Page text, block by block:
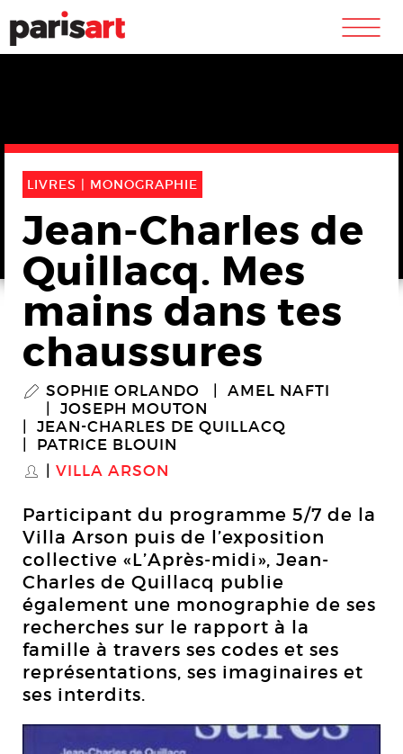
m
LIVRES | MONOGRAPHIE
Jean-Charles de
Quillacq. Mes
mains dans tes
chaussures
P SOPHIE ORLANDO
AMEL NAFTI
JOSEPH MOUTON
JEAN-CHARLES DE QUILLACQ
PATRICE BLOUIN
S VILLA ARSON
Participant du programme 5/7 de la
Villa Arson puis de l’exposition
collective «L’Après-midi», Jean-
Charles de Quillacq publie
également une monographie de ses
recherches sur le rapport à la
famille à travers ses codes et ses
représentations, ses imaginaires et
ses interdits.